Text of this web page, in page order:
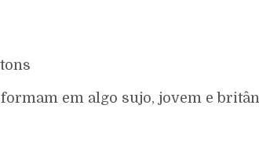
em algo sujo, jovem e